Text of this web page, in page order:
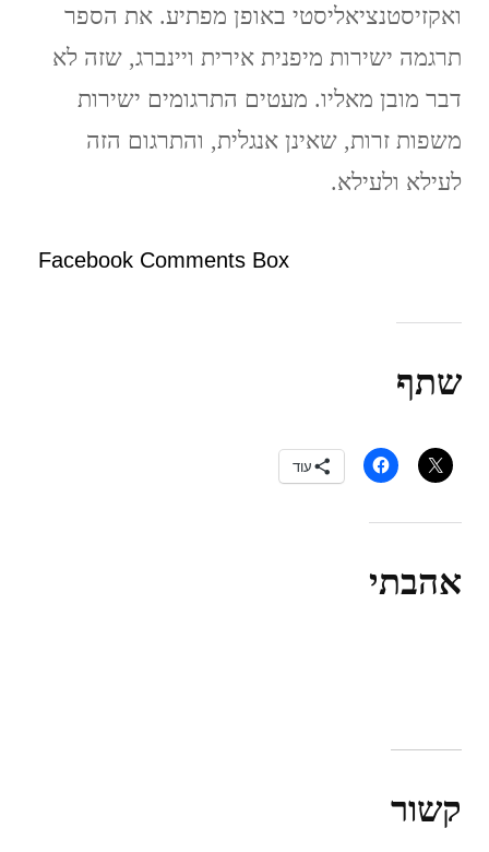
ואקזיסטנציאליסטי באופן מפתיע. את הספר
תרגמה ישירות מיפנית אירית ויינברג, שזה לא
דבר מובן מאליו. מעטים התרגומים ישירות
משפות זרות, שאינן אנגלית, והתרגום הזה
לעילא ולעילא.
Facebook Comments Box
שתף
עוד
אהבתי
קשור